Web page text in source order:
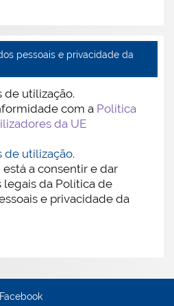
pessoais e privacidade da
de utilização.
com a Política
da UE
de utilização.
a consentir e dar
legais da Política de
e privacidade da
Facebook